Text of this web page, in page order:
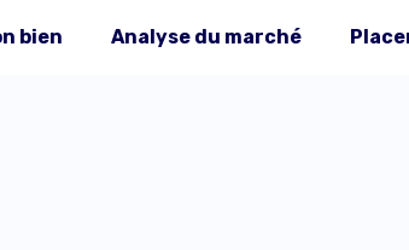
bien Analyse du marché